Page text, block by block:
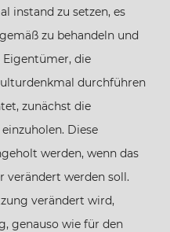
instand zu setzen, es
zu behandeln und
Eigentümer, die
durchführen
zunächst die
Diese
werden, wenn das
verändert werden soll.
verändert wird,
genauso wie für den